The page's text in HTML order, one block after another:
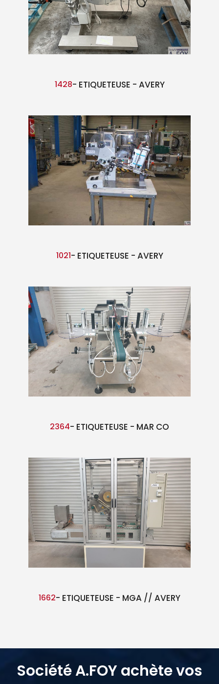
1428- ETIQUETEUSE - AVERY
1021- ETIQUETEUSE - AVERY
2364- ETIQUETEUSE - MAR CO
1662- ETIQUETEUSE - MGA // AVERY
Société A.FOY achète vos